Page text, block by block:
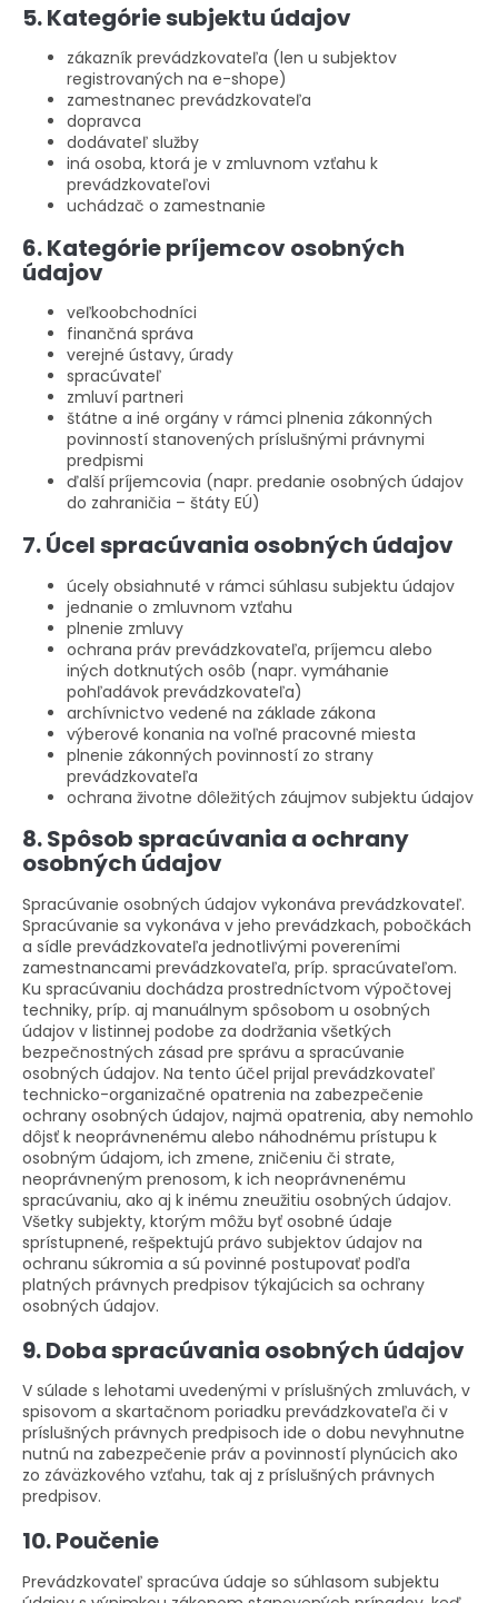
5. Kategórie subjektu údajov
zákazník prevádzkovateľa (len u subjektov
registrovaných na e-shope)
zamestnanec prevádzkovateľa
dopravca
dodávateľ služby
iná osoba, ktorá je v zmluvnom vzťahu k
prevádzkovateľovi
uchádzač o zamestnanie
6. Kategórie príjemcov osobných
údajov
veľkoobchodníci
finančná správa
verejné ústavy, úrady
spracúvateľ
zmluví partneri
štátne a iné orgány v rámci plnenia zákonných
povinností stanovených príslušnými právnymi
predpismi
ďalší príjemcovia (napr. predanie osobných údajov
do zahraničia – štáty EÚ)
7. Úcel spracúvania osobných údajov
úcely obsiahnuté v rámci súhlasu subjektu údajov
jednanie o zmluvnom vzťahu
plnenie zmluvy
ochrana práv prevádzkovateľa, príjemcu alebo
iných dotknutých osôb (napr. vymáhanie
pohľadávok prevádzkovateľa)
archívnictvo vedené na základe zákona
výberové konania na voľné pracovné miesta
plnenie zákonných povinností zo strany
prevádzkovateľa
ochrana životne dôležitých záujmov subjektu údajov
8. Spôsob spracúvania a ochrany
osobných údajov
Spracúvanie osobných údajov vykonáva prevádzkovateľ.
Spracúvanie sa vykonáva v jeho prevádzkach, pobočkách
a sídle prevádzkovateľa jednotlivými povereními
zamestnancami prevádzkovateľa, príp. spracúvateľom.
Ku spracúvaniu dochádza prostredníctvom výpočtovej
techniky, príp. aj manuálnym spôsobom u osobných
údajov v listinnej podobe za dodržania všetkých
bezpečnostných zásad pre správu a spracúvanie
osobných údajov. Na tento účel prijal prevádzkovateľ
technicko-organizačné opatrenia na zabezpečenie
ochrany osobných údajov, najmä opatrenia, aby nemohlo
dôjsť k neoprávnenému alebo náhodnému prístupu k
osobným údajom, ich zmene, zničeniu či strate,
neoprávneným prenosom, k ich neoprávnenému
spracúvaniu, ako aj k inému zneužitiu osobných údajov.
Všetky subjekty, ktorým môžu byť osobné údaje
sprístupnené, rešpektujú právo subjektov údajov na
ochranu súkromia a sú povinné postupovať podľa
platných právnych predpisov týkajúcich sa ochrany
osobných údajov.
9. Doba spracúvania osobných údajov
V súlade s lehotami uvedenými v príslušných zmluvách, v
spisovom a skartačnom poriadku prevádzkovateľa či v
príslušných právnych predpisoch ide o dobu nevyhnutne
nutnú na zabezpečenie práv a povinností plynúcich ako
zo záväzkového vzťahu, tak aj z príslušných právnych
predpisov.
10. Poučenie
Prevádzkovateľ spracúva údaje so súhlasom subjektu